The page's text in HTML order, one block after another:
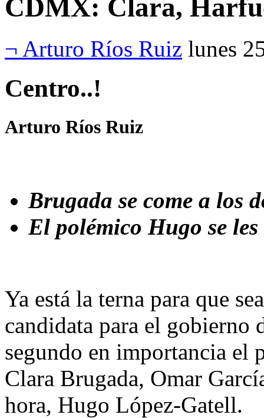
CDMX: Clara,
¬ Arturo Ríos Ruiz lunes
Centro..!
Arturo Ríos Ruiz
Brugada se come a los
El polémico Hugo se
Ya está la terna para que
candidata para el gobierno
segundo en importancia el
Clara Brugada, Omar
hora, Hugo López-Gatell.